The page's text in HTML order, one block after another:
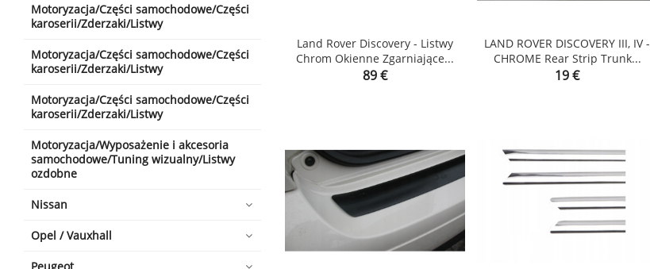
Motoryzacja/Części samochodowe/Części
karoserii/Zderzaki/Listwy
Motoryzacja/Części samochodowe/Części
karoserii/Zderzaki/Listwy
Motoryzacja/Części samochodowe/Części
karoserii/Zderzaki/Listwy
Motoryzacja/Wyposażenie i akcesoria
samochodowe/Tuning wizualny/Listwy
ozdobne
Nissan
Opel / Vauxhall
Land Rover Discovery - Listwy
Chrom Okienne Zgarniające...
Price
89 €
LAND ROVER DISCOVERY III, IV -
CHROME Rear Strip Trunk...
Price
19 €